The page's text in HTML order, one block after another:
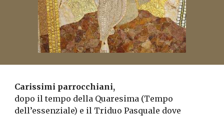
Carissimi parrocchiani,
dopo il tempo della Quaresima (Tempo
dell’essenziale) e il Triduo Pasquale dove